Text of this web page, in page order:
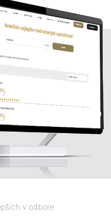
v odbore